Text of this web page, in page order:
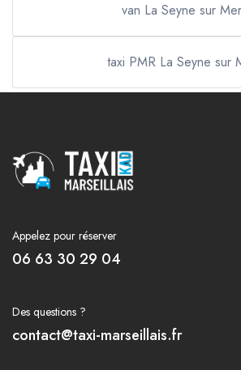
van La Seyne sur Mer
taxi PMR La Seyne sur
Appelez pour réserver
06 63 30 29 04
Des questions ?
contact@taxi-marseillais.fr